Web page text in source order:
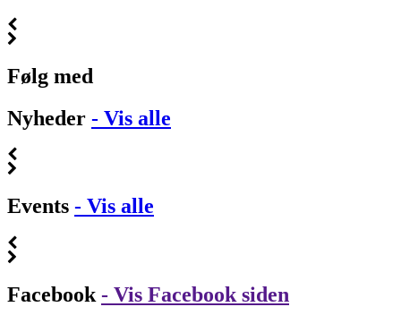
Følg med
Nyheder - Vis alle
Events - Vis alle
Facebook - Vis Facebook siden